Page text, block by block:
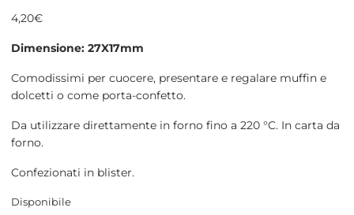
4,20€
Dimensione: 27X17mm
Comodissimi per cuocere, presentare e regalare muffin e
dolcetti o come porta-confetto.
Da utilizzare direttamente in forno fino a 220 °C. In carta da
forno.
Confezionati in blister.
Disponibile